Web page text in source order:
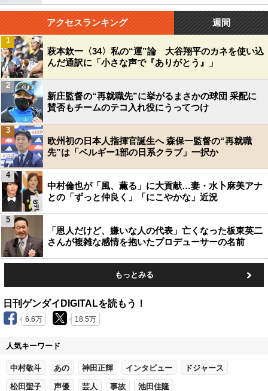
アクセスランキング 週間
萩本欽一〈34〉私の“運”論 大谷翔平のカネを使い込
んだ通訳に「小さな声で『ありがとう』」
1
新庄監督の“再就職先”に挙がるまさかの球団 采配に
賛否もチームのテコ入れ役にうってつけ
2
欧州初の日本人指揮官誕生へ 森保一監督の“再就職
先”は「ベルギー1部の日系クラブ」一択か
3
中村倫也が「風、薫る」に大貢献…妻・水卜麻美アナ
との「ずっと仲良く」「にこやかな」近況
4
「恩人だけど、嫌いな人の代表」亡くなった板東英二
さんが複雑な感情を抱いたプロデューサーの名前
5
もっとみる
日刊ゲンダイDIGITALを読もう！
6.6万 18.5万
人気キーワード
中村敬斗 あの 神田正輝 インタビュー ドジャース
松田聖子 声優 芸人 事故 池田佳隆